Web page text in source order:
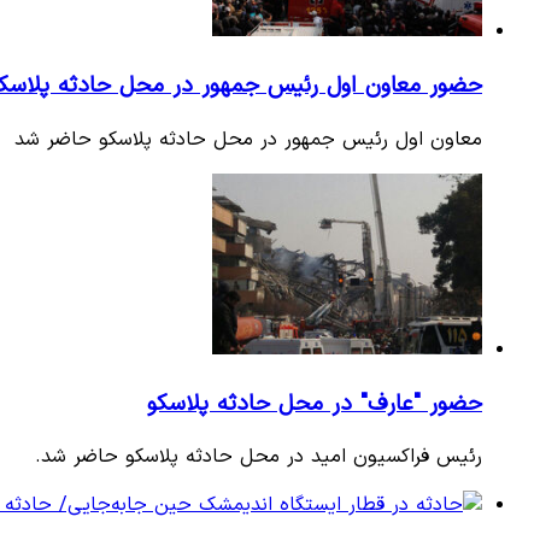
حضور معاون اول رئیس جمهور در محل حادثه
معاون اول رئیس جمهور در محل حادثه پلاسکو حاضر شد
حضور "عارف" در محل حادثه پلاسکو
رئیس فراکسیون امید در محل حادثه پلاسکو حاضر شد.